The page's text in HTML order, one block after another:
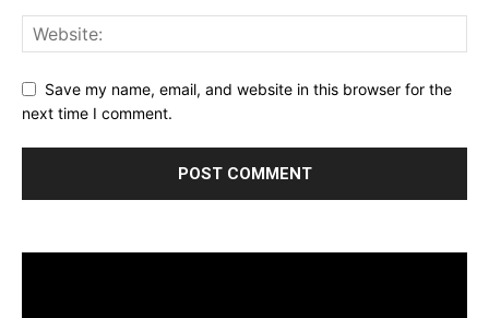
Save my name, email, and website in this browser for the
next time I comment.